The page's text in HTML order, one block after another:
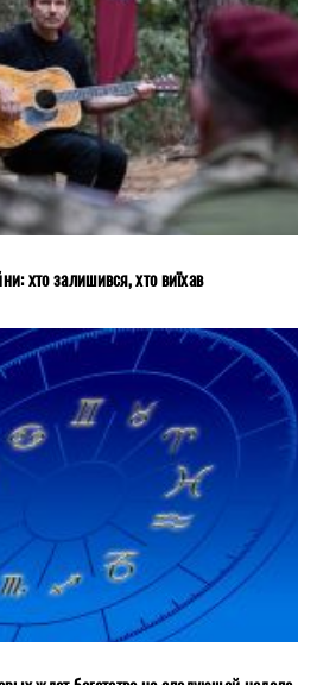
хто залишився, хто виїхав